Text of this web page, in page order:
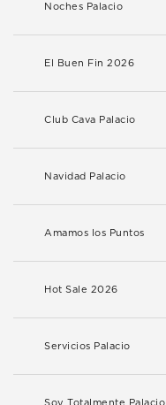
Noches Palacio
El Buen Fin 2026
Club Cava Palacio
Navidad Palacio
Amamos los Puntos
Hot Sale 2026
Servicios Palacio
Soy Totalmente Palacio